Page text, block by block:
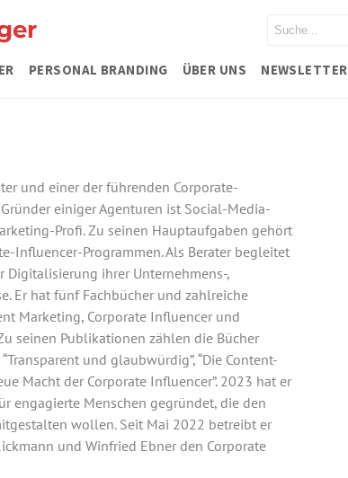
PERSONAL BRANDING ÜBER UNS NEWSLETTER
und einer der führenden Corporate-
einiger Agenturen ist Social-Media-
Profi. Zu seinen Hauptaufgaben gehört
Influencer-Programmen. Als Berater begleitet
Digitalisierung ihrer Unternehmens-,
Er hat fünf Fachbücher und zahlreiche
Marketing, Corporate Influencer und
seinen Publikationen zählen die Bücher
und glaubwürdig”, “Die Content-
Macht der Corporate Influencer”. 2023 hat er
engagierte Menschen gegründet, die den
wollen. Seit Mai 2022 betreibt er
und Winfried Ebner den Corporate